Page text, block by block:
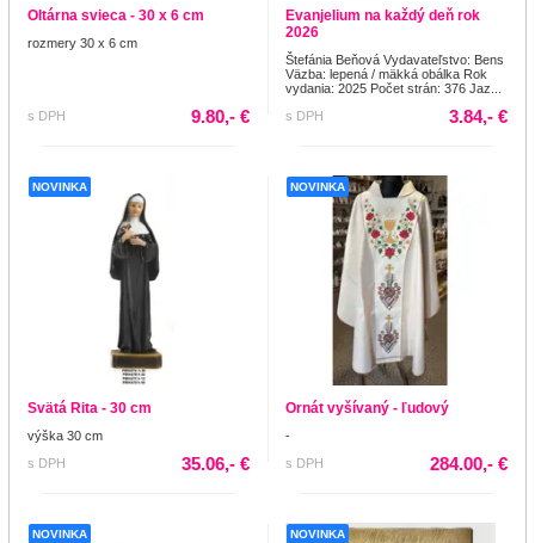
Oltárna svieca - 30 x 6 cm
rozmery 30 x 6 cm
s DPH 9.80,- €
Evanjelium na každý deň rok
2026
Štefánia Beňová Vydavateľstvo: Bens
Väzba: lepená / mäkká obálka Rok
vydania: 2025 Počet strán: 376 Jaz...
s DPH
3.84,- €
NOVINKA
Svätá Rita - 30 cm
výška 30 cm
s DPH
35.06,- €
NOVINKA
Ornát vyšívaný - ľudový
-
s DPH
284.00,- €
NOVINKA NOVINKA